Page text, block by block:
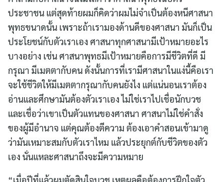
ประชาชน แต่สุดท้ายผมก็คิดว่าผมไม่จำเป็นต้องหนีศาสนา
พุทธขนาดนั้น เพราะถ้าเรามองด้านดีของศาสนา มันก็เป็น
ประโยชน์กับตัวเราเอง ศาสนาทุกศาสนามีเป้าหมายอะไร
บางอย่าง เช่น ศาสนาพุทธมีเป้าหมายคือการมีชีวิตที่ดี มี
กรุณา มีเมตตากับคน ดังนั้นการที่เรามีศาสนาในแง่นี้คือเรา
จะใช้ชีวิตให้มีเมตตากรุณากับคนยังไง แต่แน่นอนเราต้อง
อ่านและศึกษามันต้องตัวเราเอง ไม่ใช่เราไปเชื่อนักบวช
และเชื่อว่าเขาเป็นตัวแทนของศาสนา ศาสนาไม่ใช่คำสั่ง
ของผู้มีอำนาจ แต่คุณต้องตีความ ต้องเอาคำสอนเข้ามาดู
ว่ามันเหมาะสมกับตัวเราไหม แล้วประยุกต์กับชีวิตของตัว
เอง นั่นแหละศาสนาถึงจะมีความหมาย
“เมื่อปีที่แล้วผมตัดสินใจบวช เหตุผลคือต้องการฝึกใจตัว